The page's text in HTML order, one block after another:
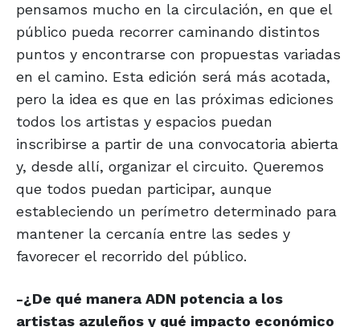
pensamos mucho en la circulación, en que el
público pueda recorrer caminando distintos
puntos y encontrarse con propuestas variadas
en el camino. Esta edición será más acotada,
pero la idea es que en las próximas ediciones
todos los artistas y espacios puedan
inscribirse a partir de una convocatoria abierta
y, desde allí, organizar el circuito. Queremos
que todos puedan participar, aunque
estableciendo un perímetro determinado para
mantener la cercanía entre las sedes y
favorecer el recorrido del público.
-¿De qué manera ADN potencia a los
artistas azuleños y qué impacto económico